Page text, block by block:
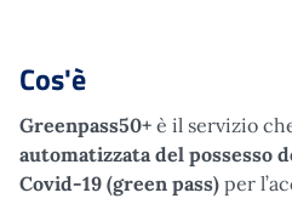
Cos'è
Greenpass50+ è il servizio
automatizzata del possesso
Covid-19 (green pass) per